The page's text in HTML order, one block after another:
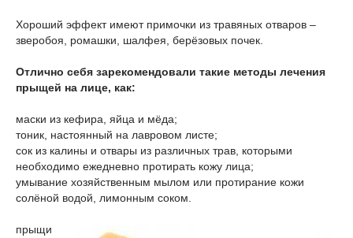
Хороший эффект имеют примочки из травяных отваров –
зверобоя, ромашки, шалфея, берёзовых почек.
Отлично себя зарекомендовали такие методы лечения
прыщей на лице, как:
маски из кефира, яйца и мёда;
тоник, настоянный на лавровом листе;
сок из калины и отвары из различных трав, которыми
необходимо ежедневно протирать кожу лица;
умывание хозяйственным мылом или протирание кожи
солёной водой, лимонным соком.
прыщи